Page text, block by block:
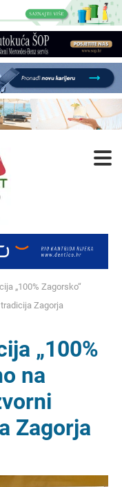
„100% Zagorsko“
Zagorja
„100%
na
Zagorja